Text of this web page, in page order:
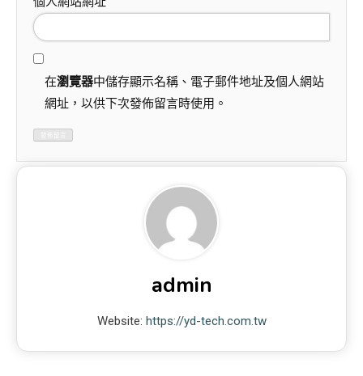
在瀏覽器中儲存顯示名稱、電子郵件地址及個人網站
網址，以供下次發佈留言時使用。
admin
Website: https://yd-tech.com.tw